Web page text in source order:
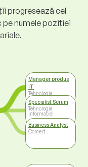
progresează cel
pe numele poziției
Manager produs
IT
Tehnologia
informației
Specialist Scrum
Tehnologia
informației
Business Analyst
Comerț